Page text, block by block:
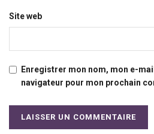
Site web
Enregistrer mon nom, mon e-
navigateur pour mon prochain